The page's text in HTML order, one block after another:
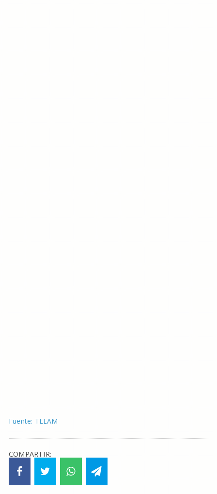
Fuente: TELAM
COMPARTIR: